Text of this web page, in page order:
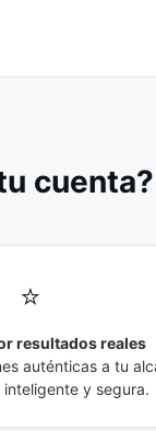
cuenta?
⭐
resultados reales
auténticas a tu
inteligente y segura.